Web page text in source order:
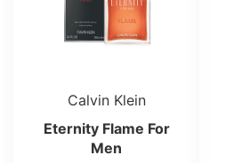
Calvin Klein
Eternity Flame For
Men